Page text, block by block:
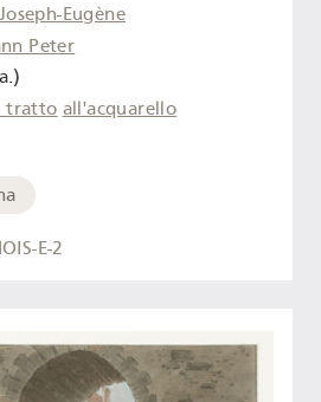
Eugène
Peter
tratto all'acquarello
E-2